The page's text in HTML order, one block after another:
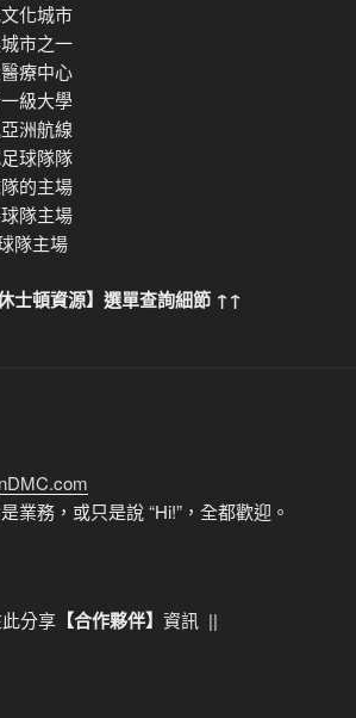
化城市
市之一
療中心
級大學
洲航線
球隊隊
的主場
隊主場
隊主場
士頓資源】選單查詢細節 ↑↑
業務，或只是說 “Hi!”，全都歡迎。
分享 【合作夥伴】 資訊 ||